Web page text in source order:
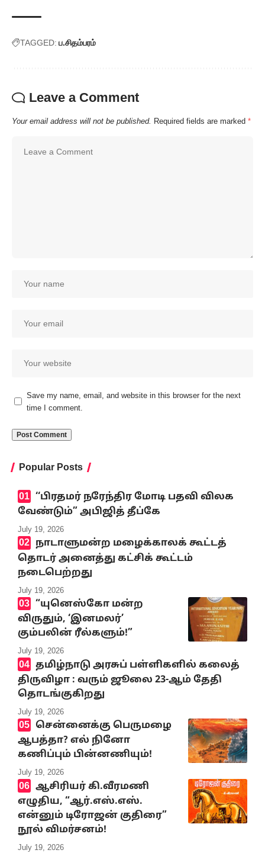
TAGGED: ப.சிதம்பரம்
Leave a Comment
Your email address will not be published. Required fields are marked *
Save my name, email, and website in this browser for the next
time I comment.
Popular Posts
‘‘பிரதமர் நரேந்திர மோடி பதவி விலக
வேண்டும்” அபிஜித் தீப்கே
July 19, 2026
நாடாளுமன்ற மழைக்காலக் கூட்டத்
தொடர் அனைத்து கட்சிக் கூட்டம்
நடைபெற்றது
July 19, 2026
“யுனெஸ்கோ மன்ற
விருதும், ‘இனமலர்’
கும்பலின் ரீல்களும்!”
July 19, 2026
தமிழ்நாடு அரசுப் பள்ளிகளில் கலைத்
திருவிழா : வரும் ஜூலை 23-ஆம் தேதி
தொடங்குகிறது
July 19, 2026
சென்னைக்கு பெருமழை
ஆபத்தா? எல் நினோ
கணிப்பும் பின்னணியும்!
July 19, 2026
ஆசிரியர் கி.வீரமணி
எழுதிய, “ஆர்.எஸ்.எஸ்.
என்னும் டிரோஜன் குதிரை”
நூல் விமர்சனம்!
July 19, 2026